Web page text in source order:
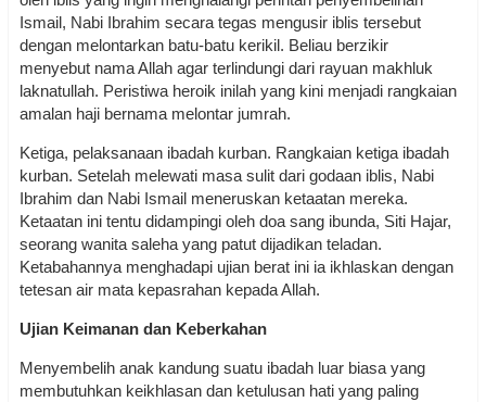
Ismail, Nabi Ibrahim secara tegas mengusir iblis tersebut
dengan melontarkan batu-batu kerikil. Beliau berzikir
menyebut nama Allah agar terlindungi dari rayuan makhluk
laknatullah. Peristiwa heroik inilah yang kini menjadi rangkaian
amalan haji bernama melontar jumrah.
Ketiga, pelaksanaan ibadah kurban. Rangkaian ketiga ibadah
kurban. Setelah melewati masa sulit dari godaan iblis, Nabi
Ibrahim dan Nabi Ismail meneruskan ketaatan mereka.
Ketaatan ini tentu didampingi oleh doa sang ibunda, Siti Hajar,
seorang wanita saleha yang patut dijadikan teladan.
Ketabahannya menghadapi ujian berat ini ia ikhlaskan dengan
tetesan air mata kepasrahan kepada Allah.
Ujian Keimanan dan Keberkahan
Menyembelih anak kandung suatu ibadah luar biasa yang
membutuhkan keikhlasan dan ketulusan hati yang paling